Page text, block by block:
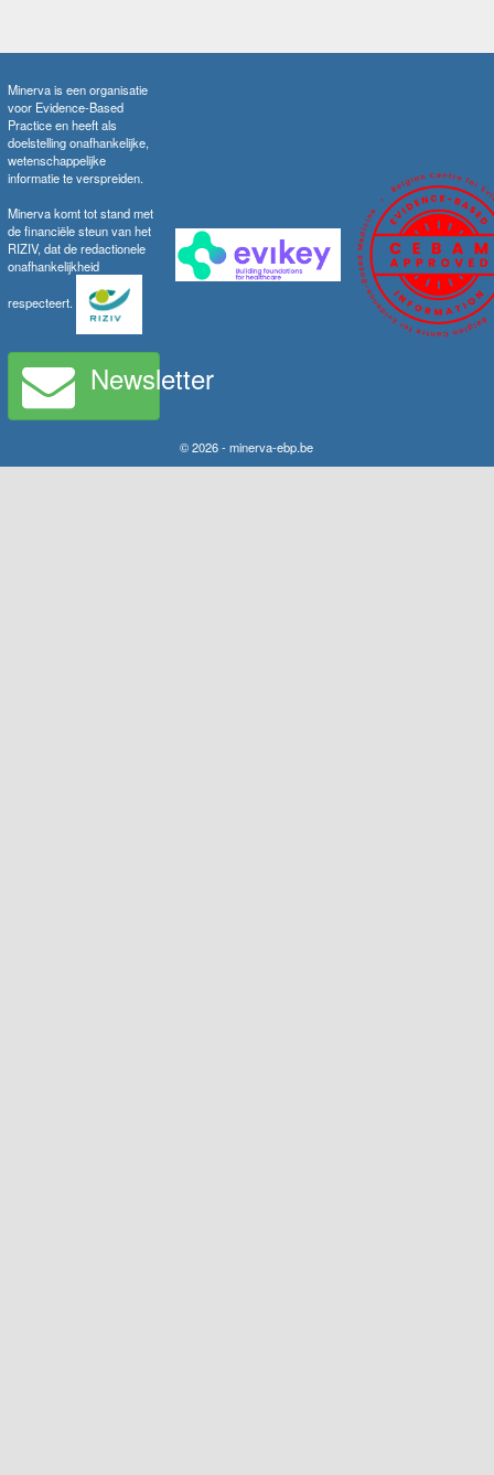
Minerva is een organisatie
voor Evidence-Based
Practice en heeft als
doelstelling onafhankelijke,
wetenschappelijke
informatie te verspreiden.
Minerva komt tot stand met
de financiële steun van het
RIZIV, dat de redactionele
onafhankelijkheid
respecteert.
Newsletter
© 2026 - minerva-ebp.be